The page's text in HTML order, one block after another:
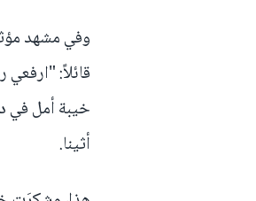
وفي مشهد
قائلاً:
أثينا.